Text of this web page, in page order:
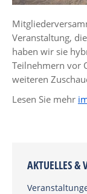
Veranstaltung,
haben wir sie
Teilnehmern vor
weiteren
Lesen Sie mehr
AKTUELLES &